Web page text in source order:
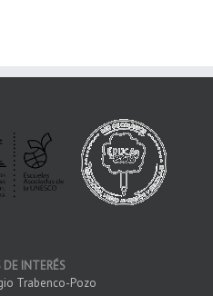
DE INTERÉS
Trabenco-Pozo